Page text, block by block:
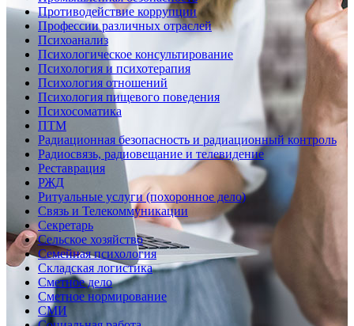
Противодействие коррупции
Профессии различных отраслей
Психоанализ
Психологическое консультирование
Психология и психотерапия
Психология отношений
Психология пищевого поведения
Психосоматика
ПТМ
Радиационная безопасность и радиационный контроль
Радиосвязь, радиовещание и телевидение
Реставрация
РЖД
Ритуальные услуги (похоронное дело)
Связь и Телекоммуникации
Секретарь
Сельское хозяйство
Семейная психология
Складская логистика
Сметное дело
Сметное нормирование
СМИ